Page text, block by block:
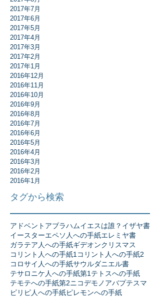
2017年7月
2017年6月
2017年5月
2017年4月
2017年3月
2017年2月
2017年1月
2016年12月
2016年11月
2016年10月
2016年9月
2016年8月
2016年7月
2016年6月
2016年5月
2016年4月
2016年3月
2016年2月
2016年1月
タグから検索
アドベント アブラハムイエスは誰？ イザヤ書
イースターエペソ人への手紙エレミヤ書
ガラテア人への手紙ギデオンクリスマス
コリント人への手紙1 コリント人への手紙2
コロサイ人への手紙サウルダニエル書
テサロニケ人への手紙第1 テトスへの手紙
テモテへの手紙第2ニコデモ ノアバプテスマ
ピリピ人への手紙ピレモンへの手紙